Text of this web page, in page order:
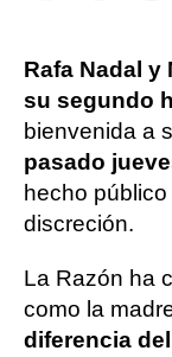
Rafa Nadal y
su segundo
bienvenida a
pasado
hecho
discreción.
La Razón ha
como la
diferencia